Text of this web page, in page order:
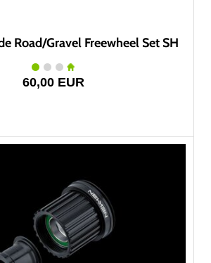
Road/Gravel Freewheel Set SH
60,00 EUR